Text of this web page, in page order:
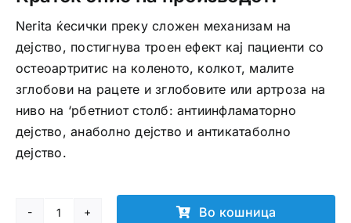
Nerita ќесички преку сложен механизам на
дејство, постигнува троен ефект кај пациенти со
остеоартритис на коленото, колкот, малите
зглобови на рацете и зглобовите или артроза на
ниво на ‘рбетниот столб: антиинфламаторно
дејство, анаболно дејство и антикатаболно
дејство.
Во кошница